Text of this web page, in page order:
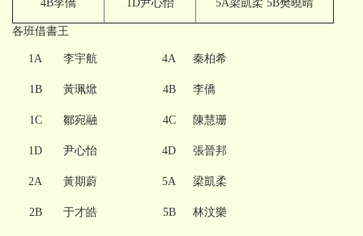
4B李僑 1D尹心怡 5A梁凱柔 5B樊曉晴
各班借書王
1A 李宇航 4A 秦柏希
1B 黃珮焮 4B 李僑
1C 鄒宛融 4C 陳慧珊
1D 尹心怡 4D 張晉邦
2A 黃期蔚 5A 梁凱柔
2B 于才皓 5B 林汶樂